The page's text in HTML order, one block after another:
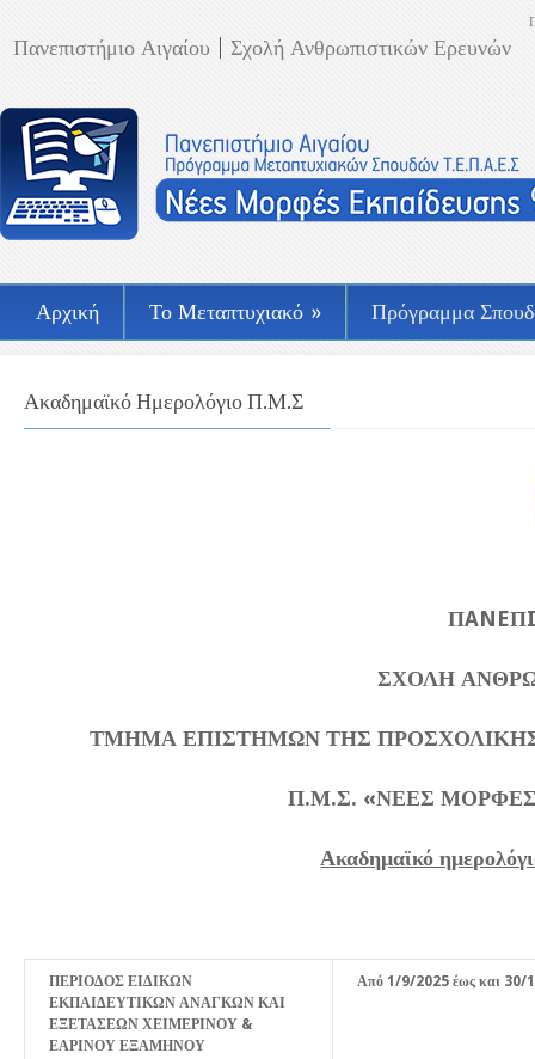
Πανεπιστήμιο Αιγαίου Σχολή Ανθρωπιστικών Ερευνών
Αρχική Το Μεταπτυχιακό » Πρόγραμμα
Ακαδημαϊκό Ημερολόγιο Π.Μ.Σ
ΣΧΟΛΗ
ΤΜΗΜΑ ΕΠΙΣΤΗΜΩΝ ΤΗΣ
Π.Μ.Σ. «ΝΕΕΣ
Ακαδημαϊκό
ΠΕΡΙΟΔΟΣ ΕΙΔΙΚΩΝ
ΕΚΠΑΙΔΕΥΤΙΚΩΝ ΑΝΑΓΚΩΝ ΚΑΙ
ΕΞΕΤΑΣΕΩΝ ΧΕΙΜΕΡΙΝΟΥ &
ΕΑΡΙΝΟΥ ΕΞΑΜΗΝΟΥ
Από 1/9/2025 έως και 30/